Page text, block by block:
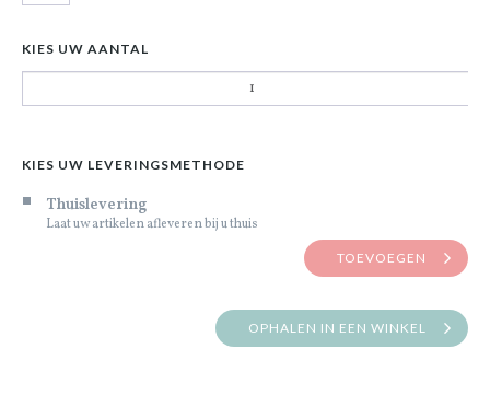
KIES UW AANTAL
KIES UW LEVERINGSMETHODE
Thuislevering
Laat uw artikelen afleveren bij u thuis
TOEVOEGEN
OPHALEN IN EEN WINKEL